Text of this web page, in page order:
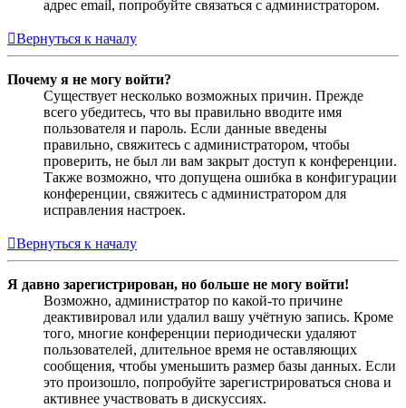
адрес email, попробуйте связаться с администратором.
Вернуться к началу
Почему я не могу войти?
Существует несколько возможных причин. Прежде
всего убедитесь, что вы правильно вводите имя
пользователя и пароль. Если данные введены
правильно, свяжитесь с администратором, чтобы
проверить, не был ли вам закрыт доступ к конференции.
Также возможно, что допущена ошибка в конфигурации
конференции, свяжитесь с администратором для
исправления настроек.
Вернуться к началу
Я давно зарегистрирован, но больше не могу войти!
Возможно, администратор по какой-то причине
деактивировал или удалил вашу учётную запись. Кроме
того, многие конференции периодически удаляют
пользователей, длительное время не оставляющих
сообщения, чтобы уменьшить размер базы данных. Если
это произошло, попробуйте зарегистрироваться снова и
активнее участвовать в дискуссиях.